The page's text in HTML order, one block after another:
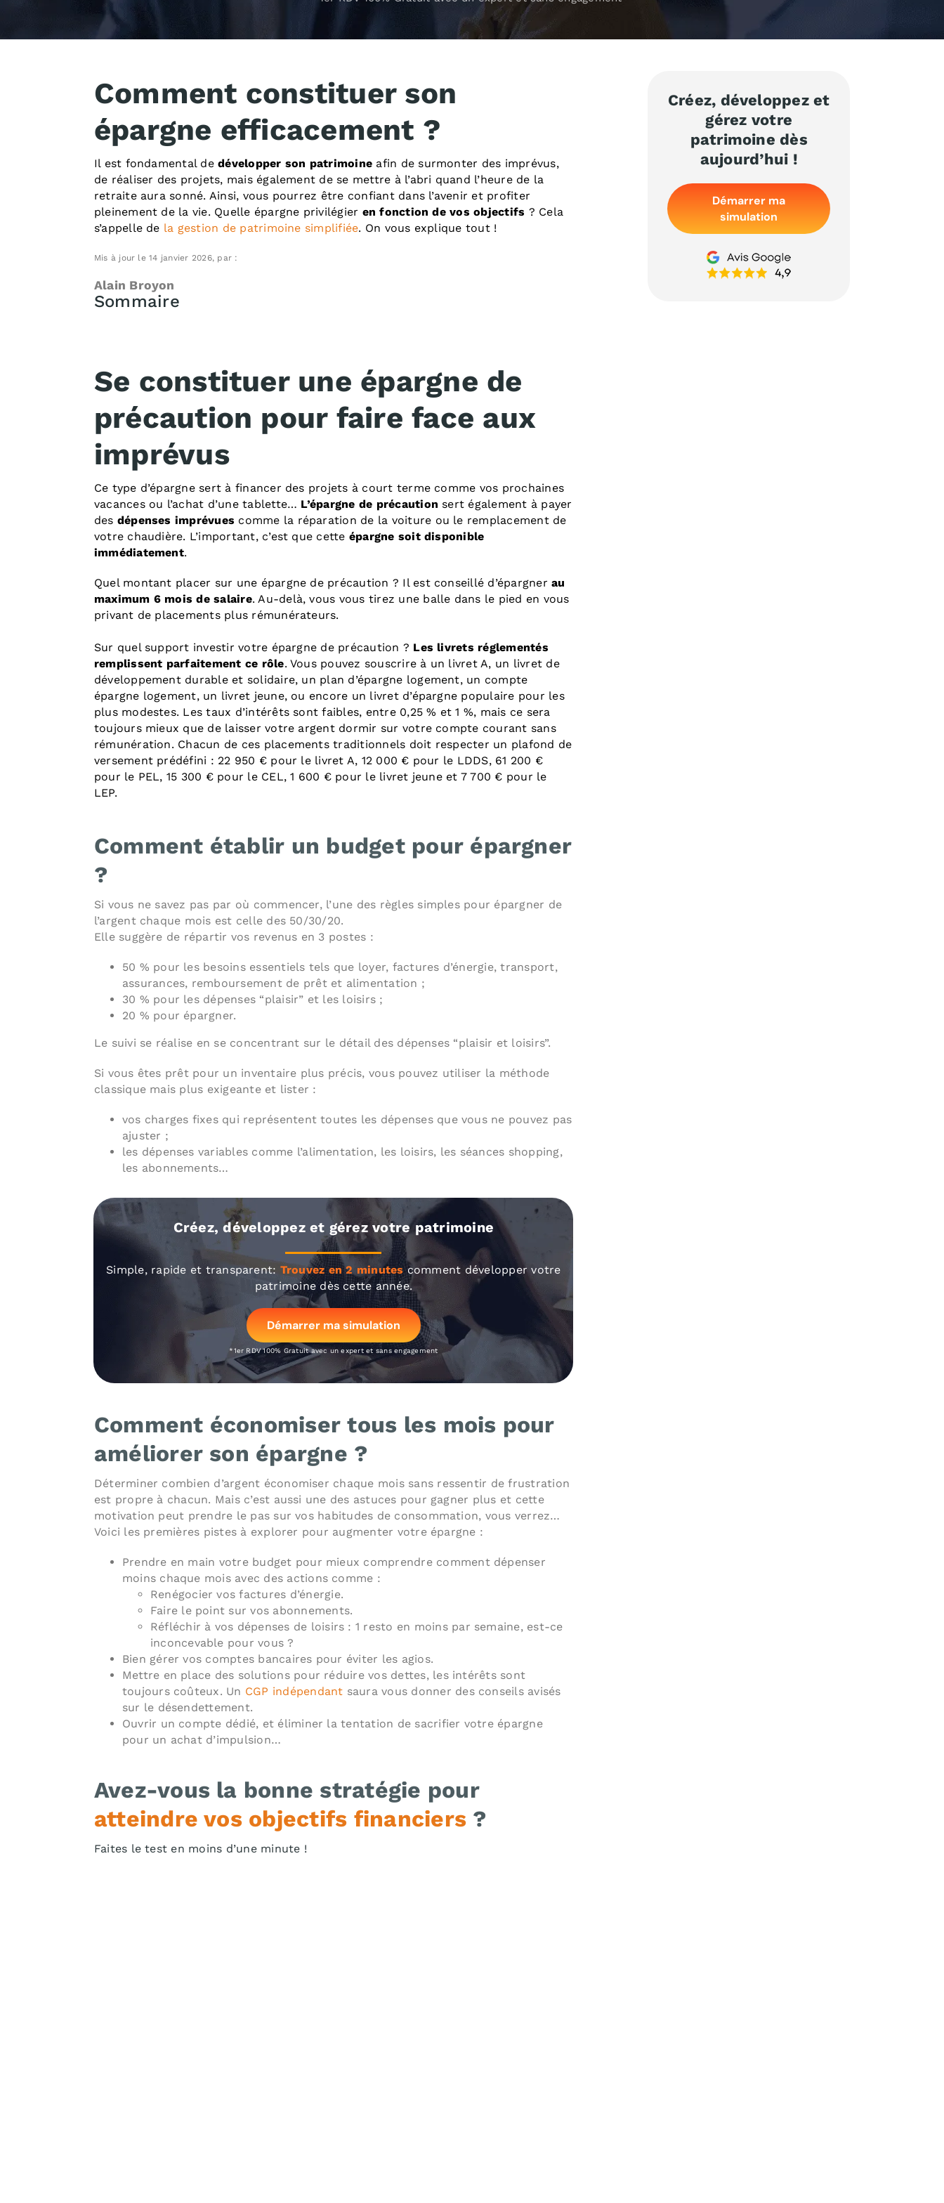
Comment constituer son
épargne efficacement ?
Il est fondamental dedévelopper son patrimoine afin de surmonter des imprévus,
de réaliser des projets, mais également de se mettre à l’abri quand l’heure de la
retraite aura sonné. Ainsi, vous pourrez être confiant dans l’avenir et profiter
pleinement de la vie. Quelle épargne privilégier en fonction de vos objectifs ? Cela
s’appelle de la gestion de patrimoine simplifiée. On vous explique tout !
Mis à jour le 14 janvier 2026, par :
Alain Broyon
Sommaire
Se constituer une épargne de
précaution pour faire face aux
imprévus
Ce type d’épargne sert à financer des projets à court terme comme vos prochaines
vacances ou l’achat d’une tablette… L’épargne de précaution sert également à payer
des dépenses imprévues comme la réparation de la voiture ou le remplacement de
votre chaudière. L’important, c’est que cette épargne soit disponible
immédiatement.
Quel montant placer sur une épargne de précaution ? Il est conseillé d’épargnerau
maximum 6 mois de salaire. Au-delà, vous vous tirez une balle dans le pied en vous
privant de placements plus rémunérateurs.
Sur quel support investir votre épargne de précaution ? Les livrets réglementés
remplissent parfaitement ce rôle. Vous pouvez souscrire à un livret A, un livret de
développement durable et solidaire, un plan d’épargne logement, un compte
épargne logement, un livret jeune, ou encore un livret d’épargne populaire pour les
plus modestes. Les taux d’intérêts sont faibles, entre 0,25 % et 1 %, mais ce sera
toujours mieux que de laisser votre argent dormir sur votre compte courant sans
rémunération. Chacun de ces placements traditionnels doit respecter un plafond de
versement prédéfini : 22 950 € pour le livret A, 12 000 € pour le LDDS, 61 200 €
pour le PEL, 15 300 € pour le CEL, 1 600 € pour le livret jeune et 7 700 € pour le
LEP.
Comment établir un budget pour épargner
?
Si vous ne savez pas par où commencer, l’une des règles simples pour épargner de
l’argent chaque mois est celle des 50/30/20.
Elle suggère de répartir vos revenus en 3 postes :
50 % pour les besoins essentiels tels que loyer, factures d’énergie, transport,
assurances, remboursement de prêt et alimentation ;
30 % pour les dépenses “plaisir” et les loisirs ;
20 % pour épargner.
Le suivi se réalise en se concentrant sur le détail des dépenses “plaisir et loisirs”.
Si vous êtes prêt pour un inventaire plus précis, vous pouvez utiliser la méthode
classique mais plus exigeante et lister :
vos charges fixes qui représentent toutes les dépenses que vous ne pouvez pas
ajuster ;
les dépenses variables comme l’alimentation, les loisirs, les séances shopping,
les abonnements…
Créez, développez et gérez votre patrimoine
Simple, rapide et transparent: Trouvez en 2 minutescomment développer votre
patrimoine dès cette année.
Démarrer ma simulation
*1er RDV 100% Gratuit avec un expert et sans engagement
Comment économiser tous les mois pour
améliorer son épargne ?
Déterminer combien d’argent économiser chaque mois sans ressentir de frustration
est propre à chacun. Mais c’est aussi une des astuces pour gagner plus et cette
motivation peut prendre le pas sur vos habitudes de consommation, vous verrez…
Voici les premières pistes à explorer pour augmenter votre épargne :
Prendre en main votre budget pour mieux comprendre comment dépenser
moins chaque mois avec des actions comme :
Renégocier vos factures d’énergie.
Faire le point sur vos abonnements.
Réfléchir à vos dépenses de loisirs : 1 resto en moins par semaine, est-ce
inconcevable pour vous ?
Bien gérer vos comptes bancaires pour éviter les agios.
Mettre en place des solutions pour réduire vos dettes, les intérêts sont
toujours coûteux. Un CGP indépendant saura vous donner des conseils avisés
sur le désendettement.
Ouvrir un compte dédié, et éliminer la tentation de sacrifier votre épargne
pour un achat d’impulsion…
Avez-vous la bonne stratégie pour
atteindre vos objectifs financiers ?
Faites le test en moins d’une minute !
Créez, développez et
gérez votre
patrimoine dès
aujourd’hui !
Démarrer ma
simulation